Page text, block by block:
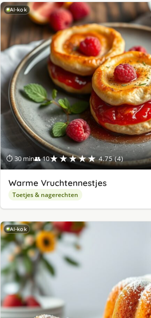
AI-kok
⏱ 30 min👥 10★★★★★ 4.75 (4)
Warme Vruchtennestjes
Toetjes & nagerechten
AI-kok